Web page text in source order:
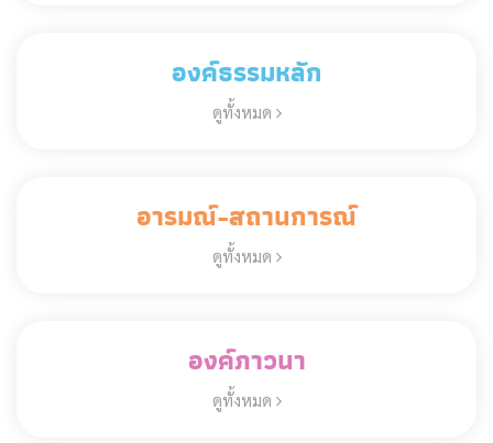
องค์ธรรมหลัก
ดูทั้งหมด
อารมณ์-สถานการณ์
ดูทั้งหมด
องค์ภาวนา
ดูทั้งหมด